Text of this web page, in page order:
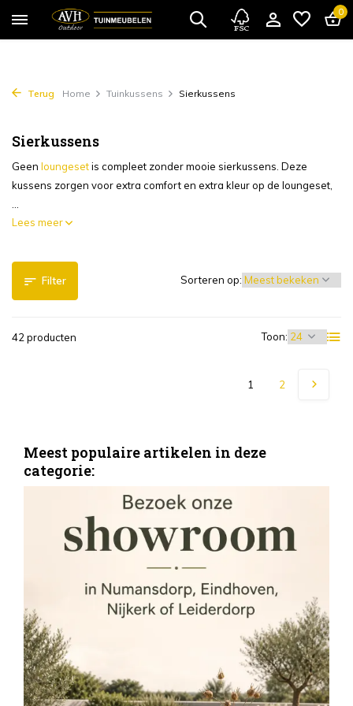
0
Terug Home Tuinkussens Sierkussens
Sierkussens
Geen loungesetis compleet zonder mooie sierkussens. Deze
kussens zorgen voor extra comfort en extra kleur op de loungeset,
Lees meer
Filter
42 producten Toon:
Sorteren op:
1 2
Meest populaire artikelen in deze
categorie: